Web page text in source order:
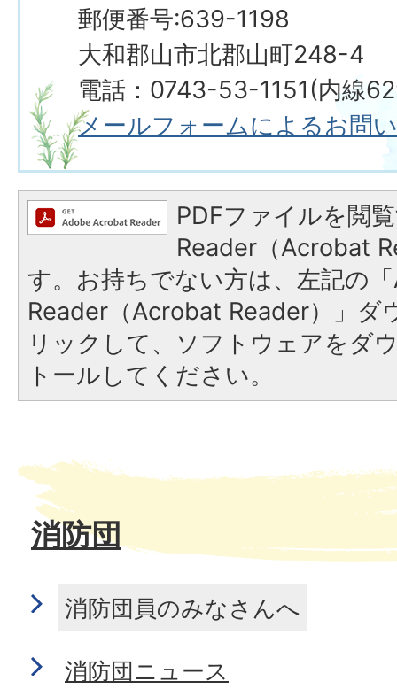
郵便番号:639-1198
大和郡山市北郡山町248-4
電話：0743-53-1151(内線
メールフォームによるお問
PDFファイルを閲
Reader（Acrobat
す。お持ちでない方は、左記の
Reader（Acrobat Reader）」ダ
リックして、ソフトウェアをダ
トールしてください。
消防団
消防団員のみなさんへ
消防団ニュース